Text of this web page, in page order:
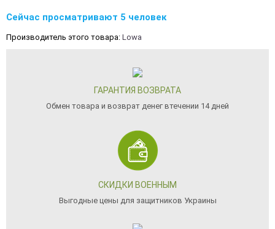
Сейчас просматривают 5 человек
Производитель этого товара: Lowa
ГАРАНТИЯ ВОЗВРАТА
Обмен товара и возврат денег втечении 14 дней
СКИДКИ ВОЕННЫМ
Выгодные цены для защитников Украины